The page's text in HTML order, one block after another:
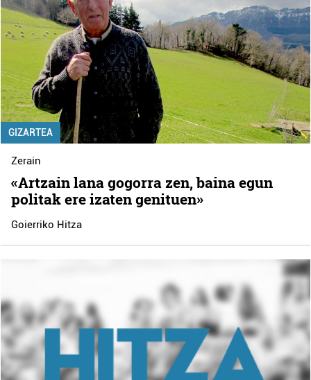
GIZARTEA
Zerain
«Artzain lana gogorra zen, baina egun
politak ere izaten genituen»
Goierriko Hitza